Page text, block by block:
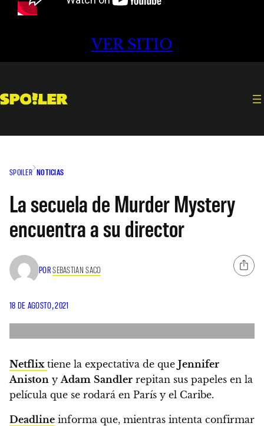
VER SITIO
SPOILER NOTICIAS
La secuela de Murder Mystery
encuentra a su director
PORSEBASTIAN SACO
18 DE AGOSTO, 2021
Netflix tiene la expectativa de que Jennifer
Aniston y Adam Sandler repitan sus papeles en la
película que se rodará en París y el Caribe.
Deadline informa que, mientras intenta confirmar